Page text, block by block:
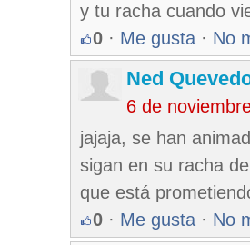
y tu racha cuando
0 · Me gusta · No
Ned
6 de
jajaja, se han
sigan en su racha
que está
0 · Me gusta · No